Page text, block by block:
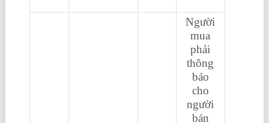
Người
mua
phải
thông
báo
cho
người
bán